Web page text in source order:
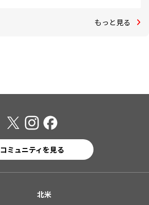
もっと見る
コミュニティを見る
北米